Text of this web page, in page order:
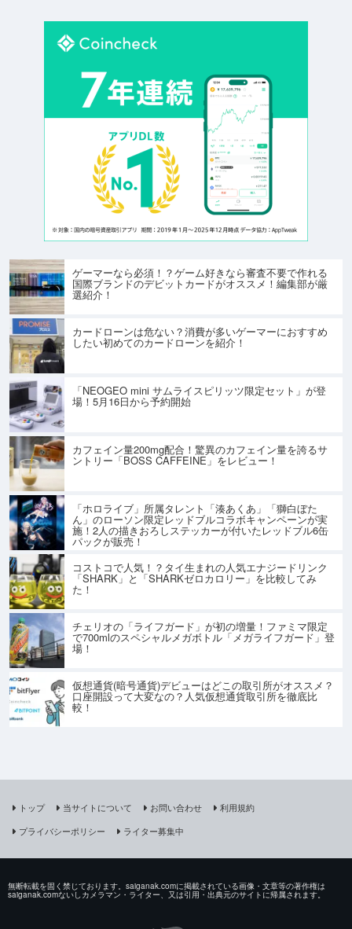
ゲーマーなら必須！？ゲーム好きなら審査不要で作れる
国際ブランドのデビットカードがオススメ！編集部が厳
選紹介！
カードローンは危ない？消費が多いゲーマーにおすすめ
したい初めてのカードローンを紹介！
「NEOGEO mini サムライスピリッツ限定セット」が登
場！5月16日から予約開始
カフェイン量200mg配合！驚異のカフェイン量を誇るサ
ントリー「BOSS CAFFEINE」をレビュー！
「ホロライブ」所属タレント「湊あくあ」「獅白ぼた
ん」のローソン限定レッドブルコラボキャンペーンが実
施！2人の描きおろしステッカーが付いたレッドブル6缶
パックが販売！
コストコで人気！？タイ生まれの人気エナジードリンク
「SHARK」と「SHARKゼロカロリー」を比較してみ
た！
チェリオの「ライフガード」が初の増量！ファミマ限定
で700mlのスペシャルメガボトル「メガライフガード」登
場！
仮想通貨(暗号通貨)デビューはどこの取引所がオススメ？
口座開設って大変なの？人気仮想通貨取引所を徹底比
較！
トップ 当サイトについて お問い合わせ
利用規約
プライバシーポリシー
ライター募集中
無断転載を固く禁じております。saiganak.comに掲載されている画像・文章等の著作権は
saiganak.comないしカメラマン・ライター、又は引用・出典元のサイトに帰属されます。